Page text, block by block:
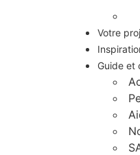
Votre
Guide et
prise de RDV